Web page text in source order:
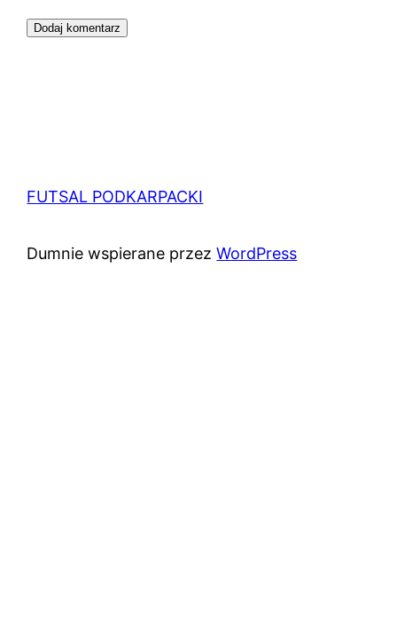
FUTSAL PODKARPACKI
Dumnie wspierane przezWordPress